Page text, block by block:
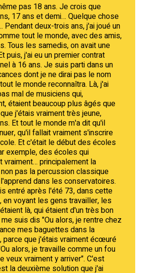
pas 18 ans. Je crois que
17 ans et demi… Quelque chose
Pendant deux-trois ans, j'ai joué un
tout le monde, avec des amis,
Tous les samedis, on avait une
puis, j'ai eu un premier contrat
à 16 ans. Je suis parti dans un
dont je ne dirai pas le nom
le monde reconnaîtra. Là, j'ai
mal de musiciens qui,
étaient beaucoup plus âgés que
j'étais vraiment très jeune,
Et tout le monde m'a dit qu'il
qu'il fallait vraiment s'inscrire
Et c'était le début des écoles
exemple, des écoles qui
vraiment… principalement la
pas la percussion classique
dans les conservatoires.
entré après l'été 73, dans cette
en voyant les gens travailler, les
là, qui étaient d'un très bon
me suis dis "Ou alors, je rentre chez
mes baguettes dans la
parce que j'étais vraiment écœuré
alors, je travaille comme un fou
veux vraiment y arriver". C'est
la deuxième solution que j'ai